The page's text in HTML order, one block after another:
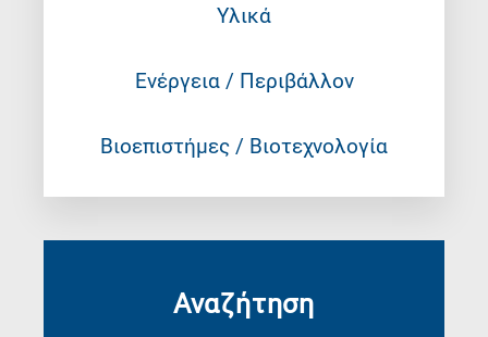
Υλικά
Ενέργεια / Περιβάλλον
Βιοεπιστήμες / Βιοτεχνολογία
Αναζήτηση